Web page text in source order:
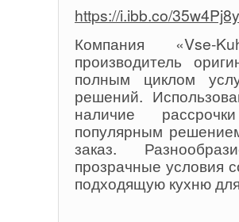
https://i.ibb.co/
Компания
производитель
полным циклом
решений.
наличие
популярным
заказ.
прозрачные условия
подходящую кухню